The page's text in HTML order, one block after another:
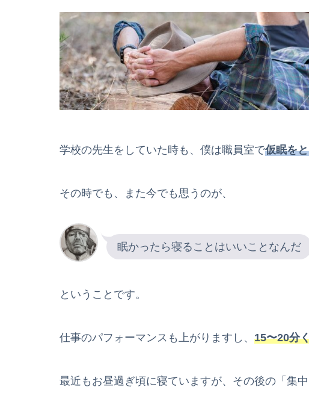
学校の先生をしていた時も、僕は職員室で仮眠を
その時でも、また今でも思うのが、
眠かったら寝ることはいいことなんだ
ということです。
仕事のパフォーマンスも上がりますし、 15〜20分
最近もお昼過ぎ頃に寝ていますが、その後の「集